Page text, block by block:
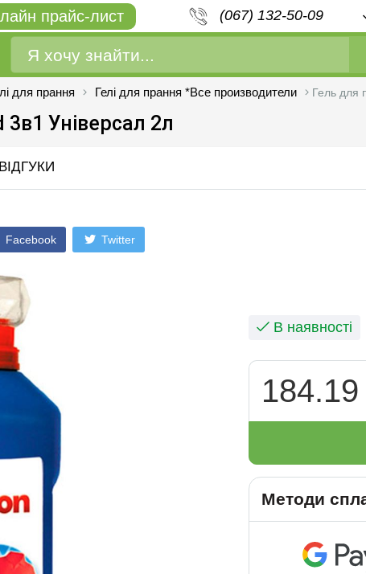
прайс-лист (067) 132-50-09
для прання Гелі для прання *Все производители Гель для
3в1 Унiверсал 2л
ВІДГУКИ
Facebook Twitter
В наявності
184.19
Методи